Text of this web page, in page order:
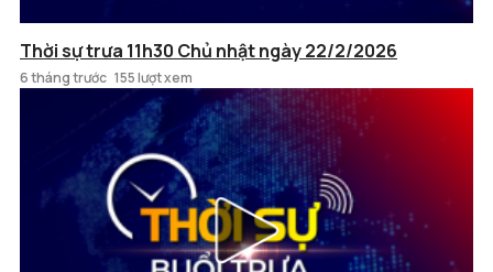
Thời sự trưa 11h30 Chủ nhật ngày 22/2/2026
6 tháng trước 155 lượt xem